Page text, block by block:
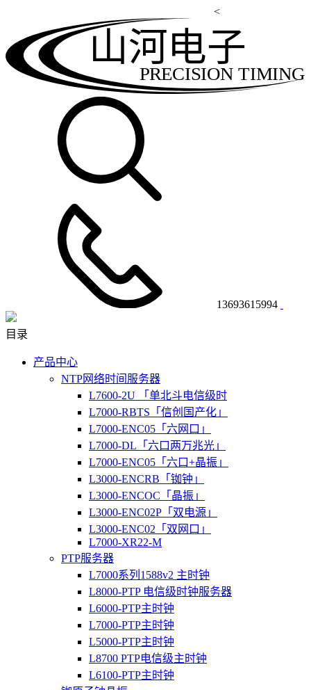
<
PRECISION TIMING
山河电子
13693615994
目录
产品中心
NTP网络时间服务器
L7600-2U 「单北斗电信级时
L7000-RBTS「信创国产化」
L7000-ENC05「六网口」
L7000-DL「六口两万兆光」
L7000-ENC05「六口+晶振」
L3000-ENCRB「铷钟」
L3000-ENCOC「晶振」
L3000-ENC02P「双电源」
L3000-ENC02「双网口」
L7000-XR22-M
PTP服务器
L7000系列1588v2 主时钟
L8000-PTP 电信级时钟服务器
L6000-PTP主时钟
L7000-PTP主时钟
L5000-PTP主时钟
L8700 PTP电信级主时钟
L6100-PTP主时钟